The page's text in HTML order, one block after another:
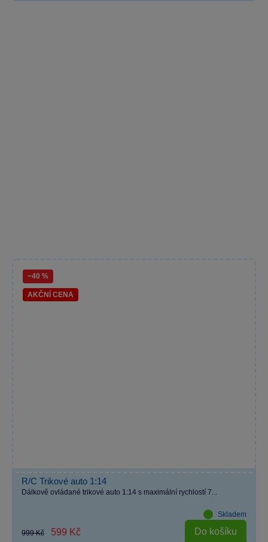
−40 %
AKČNÍ CENA
R/C Trikové auto 1:14
Dálkově ovládané trikové auto 1:14 s maximální rychlostí 7...
Skladem
999 Kč 599 Kč Do košíku